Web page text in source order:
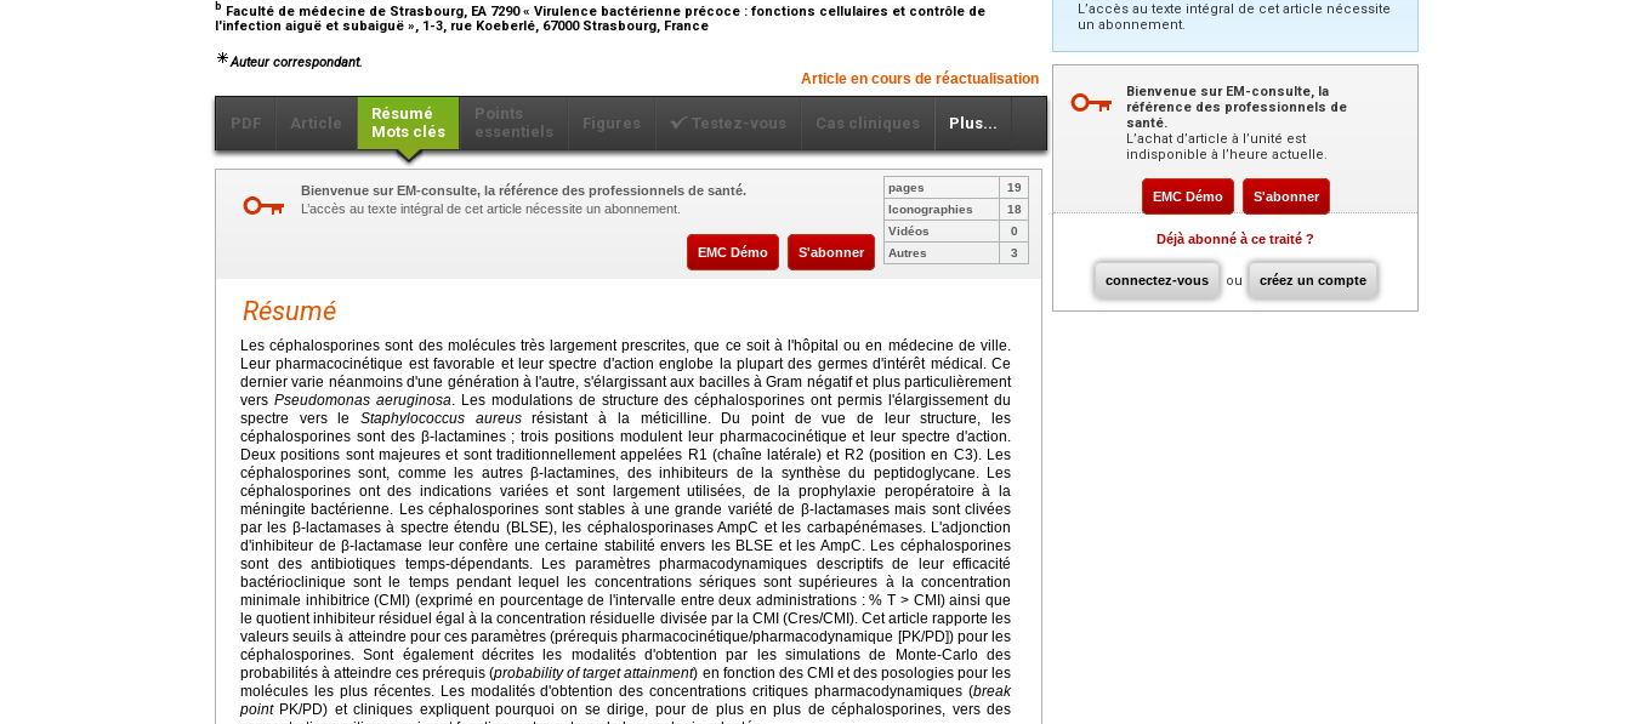
b Faculté de médecine de Strasbourg, EA 7290 « Virulence bactérienne précoce : fonctions cellulaires et contrôle de
l'infection aiguë et subaiguë », 1-3, rue Koeberlé, 67000 Strasbourg, France
Auteur correspondant.
Article en cours de réactualisation
PDF Article
Résumé
Mots clés
Points
essentiels
Figures Testez-vous Cas cliniques Plus...
Bienvenue sur EM-consulte, la référence des professionnels de santé.
L’accès au texte intégral de cet article nécessite un abonnement.
EMC Démo S'abonner
pages
19
Iconographies
18
Vidéos
0
Autres
3
Résumé
Les céphalosporines sont des molécules très largement prescrites, que ce soit à l'hôpital ou en médecine de ville.
Leur pharmacocinétique est favorable et leur spectre d'action englobe la plupart des germes d'intérêt médical. Ce
dernier varie néanmoins d'une génération à l'autre, s'élargissant aux bacilles à Gram négatif et plus particulièrement
vers Pseudomonas aeruginosa. Les modulations de structure des céphalosporines ont permis l'élargissement du
spectre vers leStaphylococcus aureusrésistant à la méticilline. Du point de vue de leur structure, les
céphalosporines sont des β-lactamines ; trois positions modulent leur pharmacocinétique et leur spectre d'action.
Deux positions sont majeures et sont traditionnellement appelées R1 (chaîne latérale) et R2 (position en C3). Les
céphalosporines sont, comme les autres β-lactamines, des inhibiteurs de la synthèse du peptidoglycane. Les
céphalosporines ont des indications variées et sont largement utilisées, de la prophylaxie peropératoire à la
méningite bactérienne. Les céphalosporines sont stables à une grande variété de β-lactamases mais sont clivées
par les β-lactamases à spectre étendu (BLSE), les céphalosporinases AmpC et les carbapénémases. L'adjonction
d'inhibiteur de β-lactamase leur confère une certaine stabilité envers les BLSE et les AmpC. Les céphalosporines
sont des antibiotiques temps-dépendants. Les paramètres pharmacodynamiques descriptifs de leur efficacité
bactérioclinique sont le temps pendant lequel les concentrations sériques sont supérieures à la concentration
minimale inhibitrice (CMI) (exprimé en pourcentage de l'intervalle entre deux administrations : % T > CMI) ainsi que
le quotient inhibiteur résiduel égal à la concentration résiduelle divisée par la CMI (Cres/CMI). Cet article rapporte les
valeurs seuils à atteindre pour ces paramètres (prérequis pharmacocinétique/pharmacodynamique [PK/PD]) pour les
céphalosporines. Sont également décrites les modalités d'obtention par les simulations de Monte-Carlo des
probabilités à atteindre ces prérequis (probability of target attainment) en fonction des CMI et des posologies pour les
molécules les plus récentes. Les modalités d'obtention des concentrations critiques pharmacodynamiques (break
pointPK/PD) et cliniques expliquent pourquoi on se dirige, pour de plus en plus de céphalosporines, vers des
L’accès au texte intégral de cet article nécessite
un abonnement.
Bienvenue sur EM-consulte, la
référence des professionnels de
santé.
L’achat d’article à l’unité est
indisponible à l’heure actuelle.
EMC Démo S'abonner
Déjà abonné à ce traité ?
connectez-vous ou créez un compte